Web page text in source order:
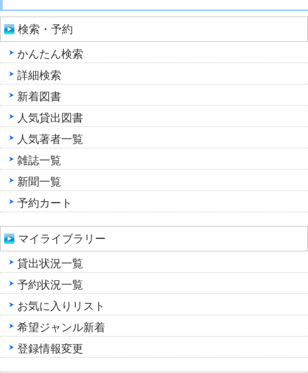
検索・予約
かんたん検索
詳細検索
新着図書
人気貸出図書
人気著者一覧
雑誌一覧
新聞一覧
予約カート
マイライブラリー
貸出状況一覧
予約状況一覧
お気に入りリスト
希望ジャンル新着
登録情報変更